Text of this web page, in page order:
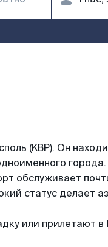
(KBP). Он
города.
обслуживает
статус делает
или прилетают в